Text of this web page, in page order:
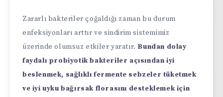
Zararlı bakteriler çoğaldığı zaman bu durum
enfeksiyonları arttır ve sindirim sistemimiz
üzerinde olumsuz etkiler yaratır. Bundan dolay
faydalı probiyotik bakteriler açısından iyi
beslenmek, sağlıklı fermente sebzeler tüketmek
ve iyi uyku bağırsak florasını desteklemek için